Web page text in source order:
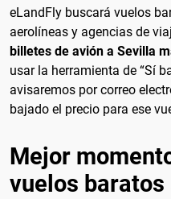
eLandFly buscará vuelos
aerolíneas y agencias de
billetes de avión a Sevilla
usar la herramienta de “Sí
avisaremos por correo
bajado el precio para ese
Mejor
vuelos baratos